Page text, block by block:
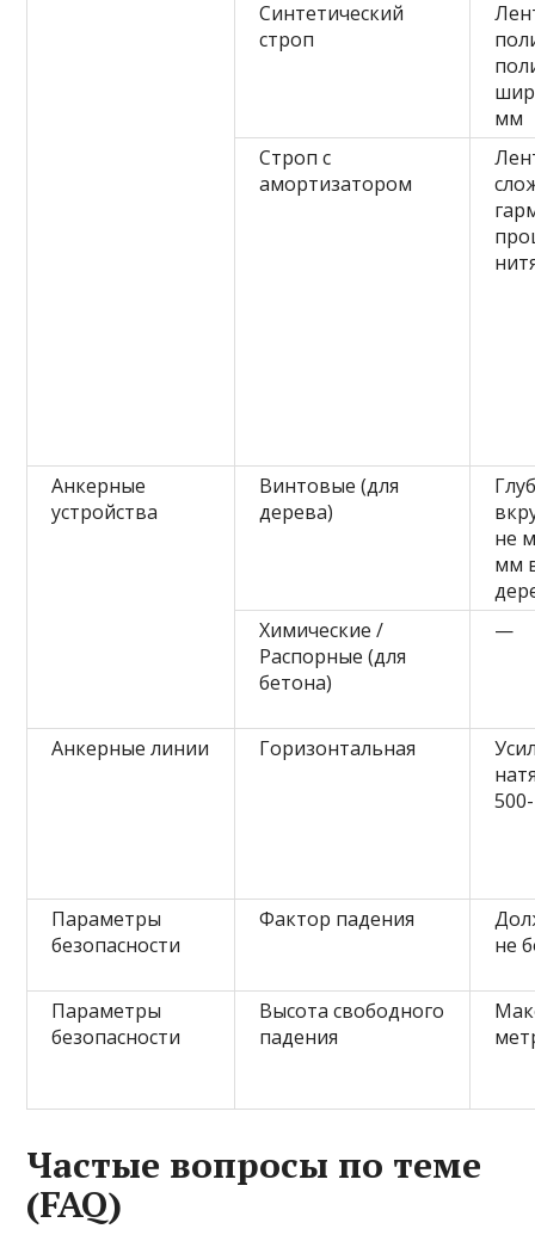
Синтетический
строп
мм
Строп с
амортизатором
Анкерные
устройства
Винтовые (для
дерева)
не
мм
Химические /
Распорные (для
бетона)
—
Анкерные линии Горизонтальная
Параметры
безопасности
Фактор падения
не
Параметры
безопасности
Высота свободного
падения
Частые вопросы по теме
(FAQ)